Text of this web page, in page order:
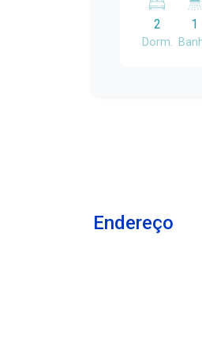
família. Com
de garagem
escolha ideal
aproveitar a
ambientes
se preocupe
apartamento
garagem
garantindo
2
Dorm.
1
Endereço